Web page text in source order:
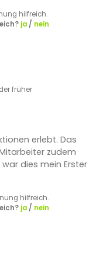
hilfreich.
ja/ nein
früher
erlebt. Das
zudem
dies mein Erster
hilfreich.
ja/ nein